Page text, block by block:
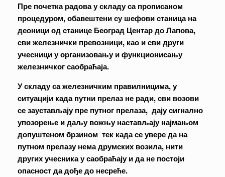
Пре почетка радова у складу са прописаном
процедуром, обавештени су шефови станица на
деоници од станице Београд Центар до Лапова,
сви железнички превозници, као и сви други
учесници у организовању и функционисању
железничког саобраћаја.
У складу са железничким правилницима, у
ситуацији када путни прелаз не ради, сви возови
се заустављају пре путног прелаза, дају сигнално
упозорење и даљу вожњу настављају најмањом
допуштеном брзином тек када се увере да на
путном прелазу нема друмских возила, нити
других учесника у саобраћају и да не постоји
опасност да дође до несреће.